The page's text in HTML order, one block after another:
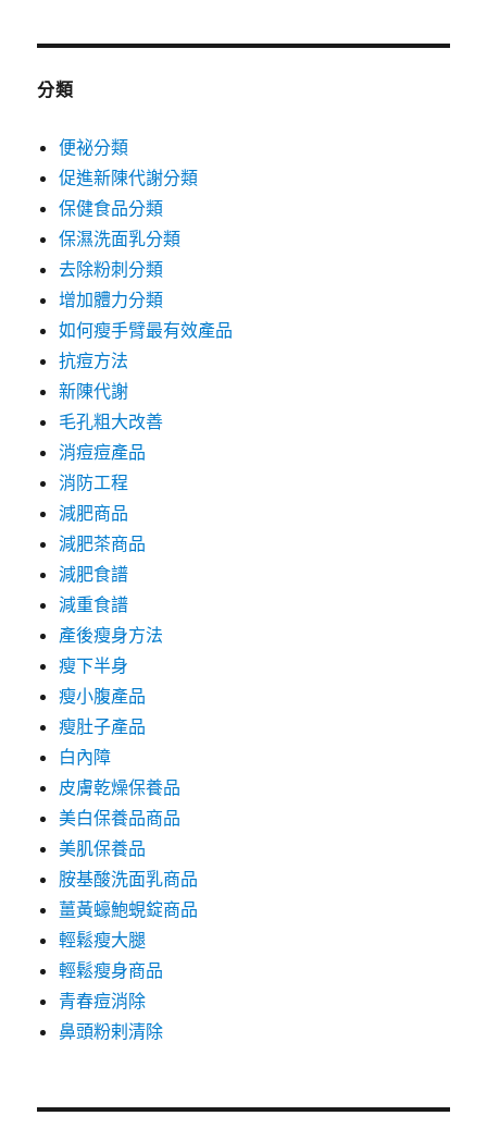
分類
便祕分類
促進新陳代謝分類
保健食品分類
保濕洗面乳分類
去除粉刺分類
增加體力分類
如何瘦手臂最有效產品
抗痘方法
新陳代謝
毛孔粗大改善
消痘痘產品
消防工程
減肥商品
減肥茶商品
減肥食譜
減重食譜
產後瘦身方法
瘦下半身
瘦小腹產品
瘦肚子產品
白內障
皮膚乾燥保養品
美白保養品商品
美肌保養品
胺基酸洗面乳商品
薑黃蠔鮑蜆錠商品
輕鬆瘦大腿
輕鬆瘦身商品
青春痘消除
鼻頭粉剌清除